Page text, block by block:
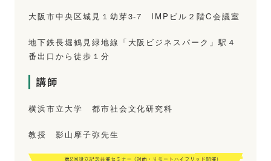
大阪市中央区城見１幼芽3-7 IMPビル２階C会議室
地下鉄長堀鶴見緑地線「大阪ビジネスパーク」駅４
番出口から徒歩１分
講師
横浜市立大学 都市社会文化研究科
教授 影山摩子弥先生